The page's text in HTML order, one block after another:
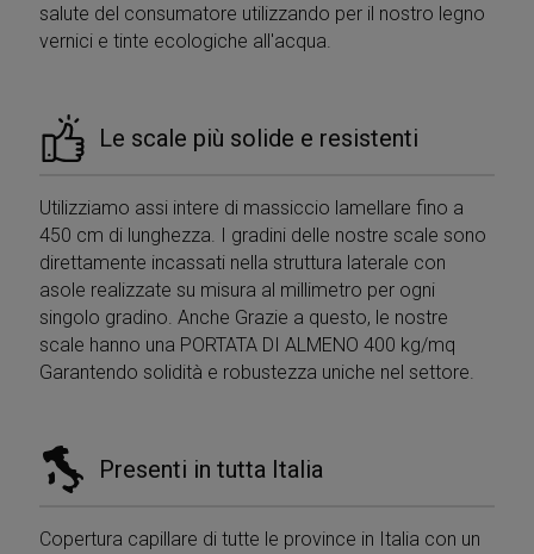
salute del consumatore utilizzando per il nostro legno
vernici e tinte ecologiche all'acqua.
Le scale più solide e resistenti
Utilizziamo assi intere di massiccio lamellare fino a
450 cm di lunghezza. I gradini delle nostre scale sono
direttamente incassati nella struttura laterale con
asole realizzate su misura al millimetro per ogni
singolo gradino. Anche Grazie a questo, le nostre
scale hanno una PORTATA DI ALMENO 400 kg/mq
Garantendo solidità e robustezza uniche nel settore.
Presenti in tutta Italia
Copertura capillare di tutte le province in Italia con un